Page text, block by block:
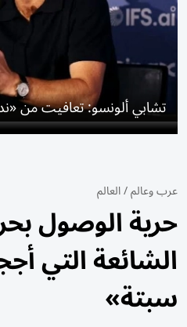
تشابي ألونسو: تعافيت من
عرب وعالم/العالم
حرية الوصول
الشائعة التي
سبتة»